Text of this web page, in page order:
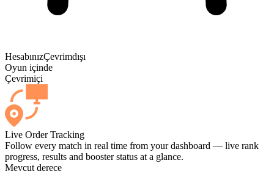
HesabınızÇevrimdışı
Oyun içinde
Çevrimiçi
Live Order Tracking
Follow every match in real time from your dashboard — live rank
progress, results and booster status at a glance.
Mevcut derece